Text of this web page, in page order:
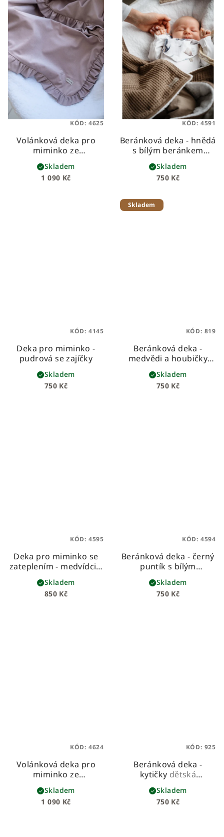
Volánková deka pro
miminko ze
sametového velvetu -
starorůžová (pudrová)
1 090 Kč
Skladem
KÓD: 4625
Beránková deka - hnědá
s bílým beránkem
dětská beránková deka
z vafloviny a hebkého
beránka
750 Kč
Skladem
KÓD: 4591
Deka pro miminko -
pudrová se zajíčky
750 Kč
Skladem
KÓD: 4145
Skladem
Beránková deka -
medvědi a houbičky
dětská beránková deka
z prémiové bavlny a
hebkého beránka
750 Kč
Skladem
KÓD: 819
Deka pro miminko se
zateplením - medvídci s
béžovým velvetem
dětská zateplená deka z
prémiové bavlny,
850 Kč
Skladem
KÓD: 4595
Beránková deka - černý
puntík s bílým
beránkem
beránková deka z
prémiové bavlny a
750 Kč
Skladem
KÓD: 4594
Volánková deka pro
miminko ze
sametového velvetu -
bílá
1 090 Kč
Skladem
KÓD: 4624
Beránková deka -
kytičky dětská
beránková deka z
prémiové bavlny a
hebkého beránka
750 Kč
Skladem
KÓD: 925